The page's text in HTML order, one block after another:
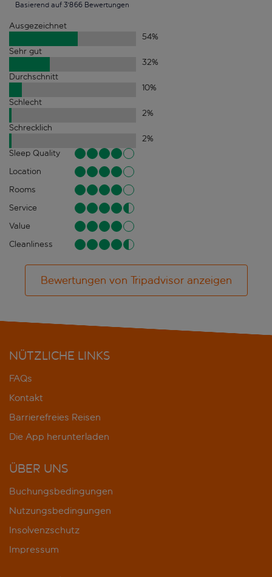
Basierend auf 3'866 Bewertungen
Ausgezeichnet
54%
Sehr gut
32%
Durchschnitt
10%
Schlecht
2%
Schrecklich
2%
Sleep Quality
Location
Rooms
Service
Value
Cleanliness
Bewertungen von Tripadvisor anzeigen
NÜTZLICHE LINKS
FAQs
Kontakt
Barrierefreies Reisen
Die App herunterladen
ÜBER UNS
Buchungsbedingungen
Nutzungsbedingungen
Insolvenzschutz
Impressum